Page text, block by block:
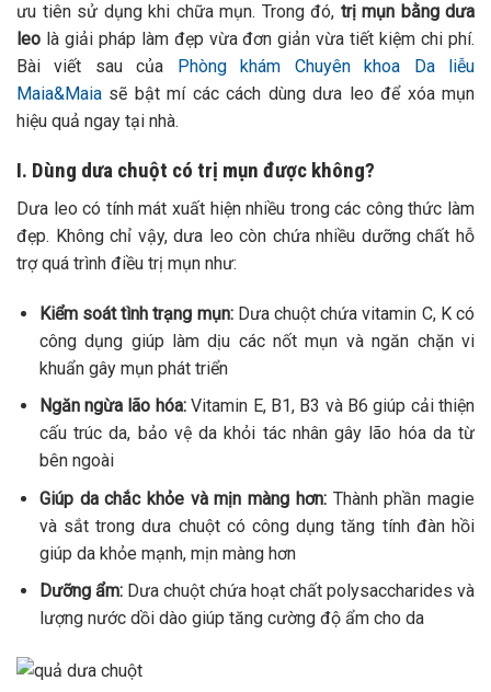
ưu tiên sử dụng khi chữa mụn. Trong đó, trị mụn bằng dưa
leo là giải pháp làm đẹp vừa đơn giản vừa tiết kiệm chi phí.
Bài viết sau của
Phòng khám Chuyên khoa Da liễu
Maia&Maia sẽ bật mí các cách dùng dưa leo để xóa mụn
hiệu quả ngay tại nhà.
I. Dùng dưa chuột có trị mụn được không?
Dưa leo có tính mát xuất hiện nhiều trong các công thức làm
đẹp. Không chỉ vậy, dưa leo còn chứa nhiều dưỡng chất hỗ
trợ quá trình điều trị mụn như:
Kiểm soát tình trạng mụn: Dưa chuột chứa vitamin C, K có
công dụng giúp làm dịu các nốt mụn và ngăn chặn vi
khuẩn gây mụn phát triển
Ngăn ngừa lão hóa:Vitamin E, B1, B3 và B6 giúp cải thiện
cấu trúc da, bảo vệ da khỏi tác nhân gây lão hóa da từ
bên ngoài
Giúp da chắc khỏe và mịn màng hơn: Thành phần magie
và sắt trong dưa chuột có công dụng tăng tính đàn hồi
giúp da khỏe mạnh, mịn màng hơn
Dưỡng ẩm:Dưa chuột chứa hoạt chất polysaccharides và
lượng nước dồi dào giúp tăng cường độ ẩm cho da